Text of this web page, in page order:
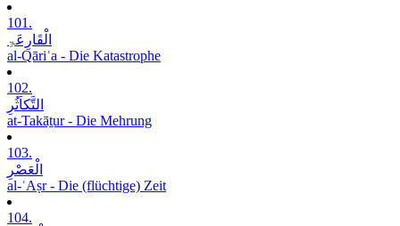
101.
الْقَارِعَۃِ
al-Qāriʿa - Die Katastrophe
102.
التَّکاَثُرِ
at-Takāṯur - Die Mehrung
103.
الْعَصْرِ
al-ʿAṣr - Die (flüchtige) Zeit
104.